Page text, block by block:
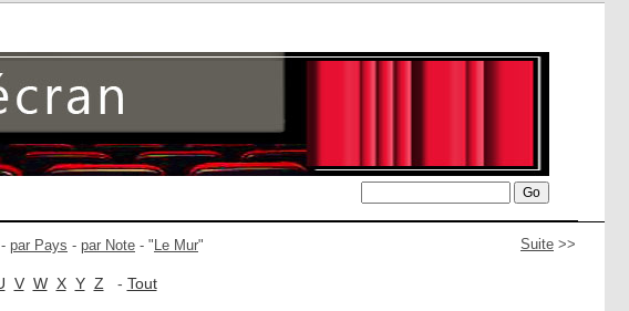
Suite >>
- par Pays - par Note - " Le Mur"
V W X Y Z - Tout